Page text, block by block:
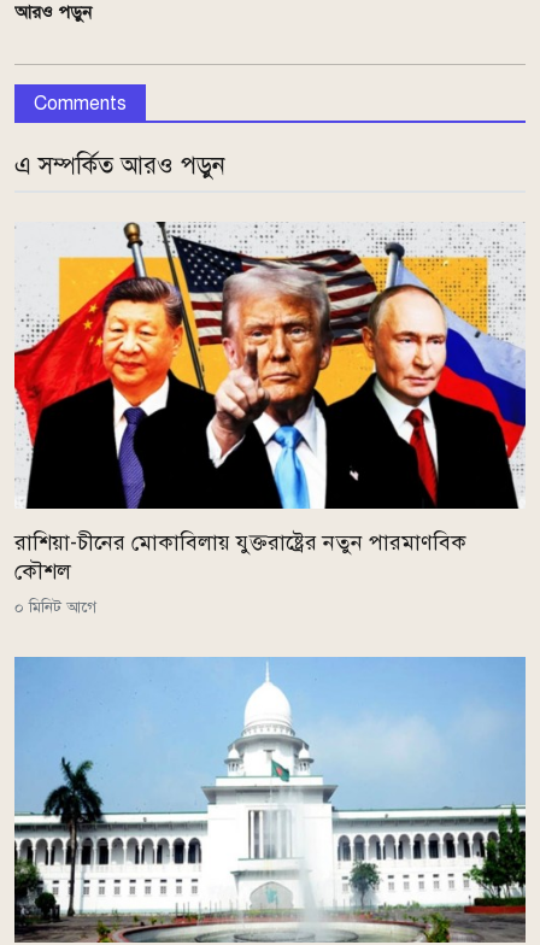
আরও পড়ুন
Comments
এ সম্পর্কিত আরও পড়ুন
রাশিয়া-চীনের মোকাবিলায় যুক্তরাষ্ট্রের নতুন পারমাণবিক
কৌশল
০ মিনিট আগে